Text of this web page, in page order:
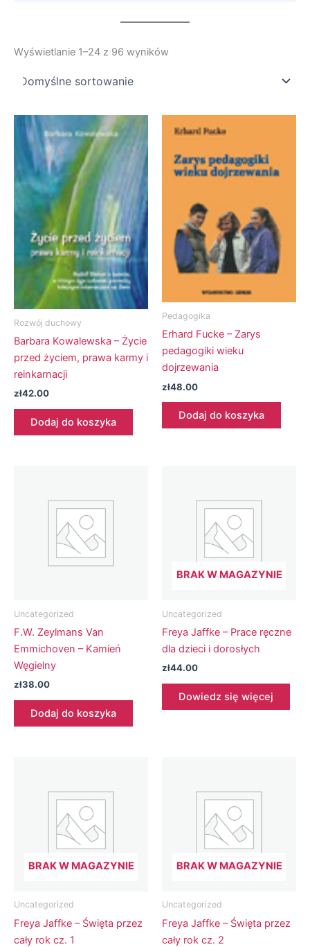
Wyświetlanie 1–24 z 96 wyników
Rozwój duchowy
Barbara Kowalewska – Życie
przed życiem, prawa karmy i
reinkarnacji
zł42.00
Dodaj do koszyka
Pedagogika
Erhard Fucke – Zarys
pedagogiki wieku
dojrzewania
zł48.00
Dodaj do koszyka
Uncategorized
F.W. Zeylmans Van
Emmichoven – Kamień
Węgielny
zł38.00
Dodaj do koszyka
BRAK W MAGAZYNIE
Uncategorized
Freya Jaffke – Prace ręczne
dla dzieci i dorosłych
zł44.00
Dowiedz się więcej
BRAK W MAGAZYNIE
Uncategorized
Freya Jaffke – Święta przez
cały rok cz. 1
BRAK W MAGAZYNIE
Uncategorized
Freya Jaffke – Święta przez
cały rok cz. 2